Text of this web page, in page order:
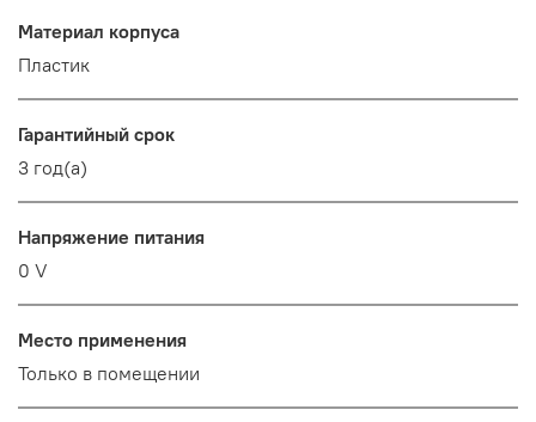
Материал корпуса
Пластик
Гарантийный срок
3 год(а)
Напряжение питания
0 V
Место применения
Только в помещении